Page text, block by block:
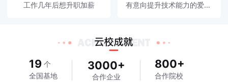
工作几年后想升职加薪 有意向提升技术能力的爱好者
19 个
全国基地
3000+
合作企业
800+
合作院校